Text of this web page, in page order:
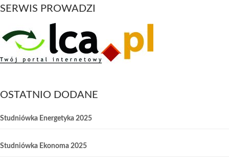
SERWIS PROWADZI
OSTATNIO DODANE
Studniówka Energetyka 2025
Studniówka Ekonoma 2025